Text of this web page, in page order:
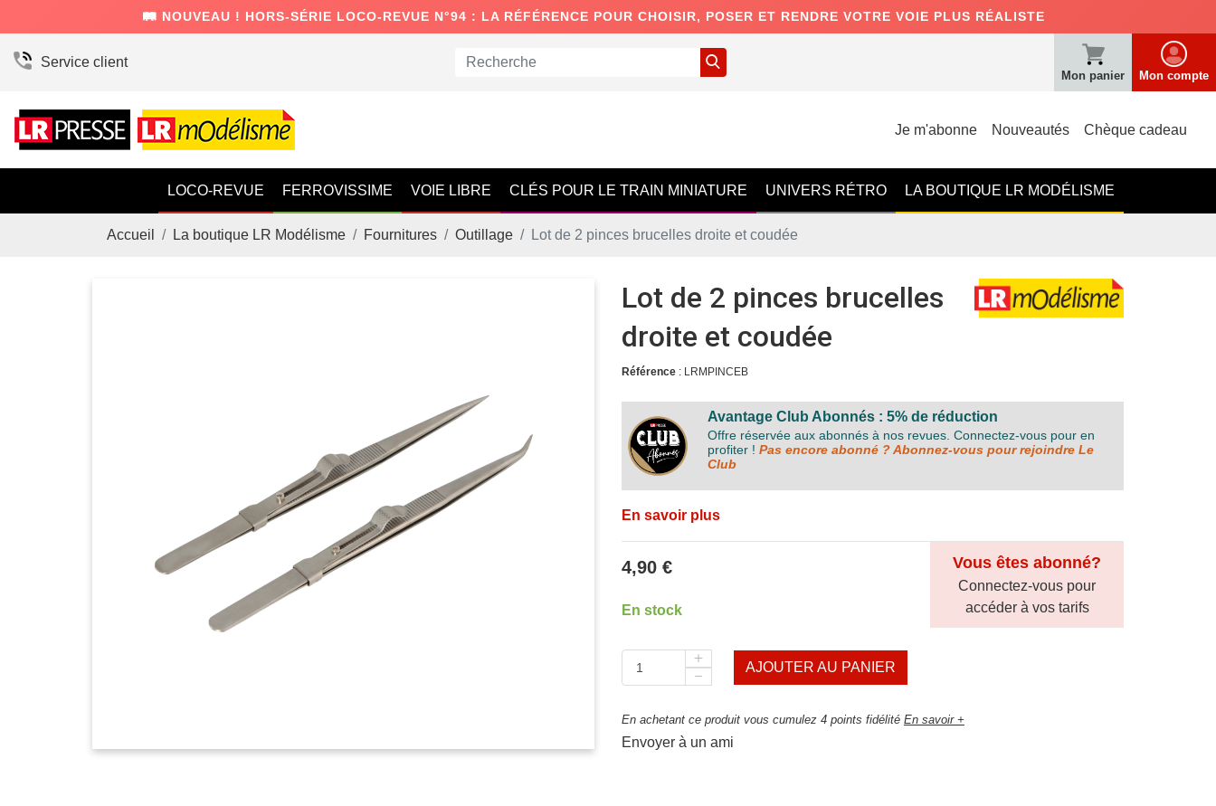
🛤️ NOUVEAU ! HORS-SÉRIE LOCO-REVUE N°94 : LA RÉFÉRENCE POUR CHOISIR, POSER ET RENDRE VOTRE VOIE PLUS RÉALISTE
Service client
Mon panier Mon compte
Je m'abonne Nouveautés Chèque cadeau
LOCO-REVUE FERROVISSIME VOIE LIBRE CLÉS POUR LE TRAIN MINIATURE UNIVERS RÉTRO LA BOUTIQUE LR MODÉLISME
Accueil La boutique LR Modélisme Fournitures Outillage Lot de 2 pinces brucelles droite et coudée
Lot de 2 pinces brucelles
droite et coudée
Référence : LRMPINCEB
Avantage Club Abonnés : 5% de réduction
Offre réservée aux abonnés à nos revues. Connectez-vous pour en
profiter ! Pas encore abonné ? Abonnez-vous pour rejoindre Le
Club
En savoir plus
4,90 €
En stock
Vous êtes abonné?
Connectez-vous pour
accéder à vos tarifs
AJOUTER AU PANIER
En achetant ce produit vous cumulez 4 points fidélité En savoir +
Envoyer à un ami